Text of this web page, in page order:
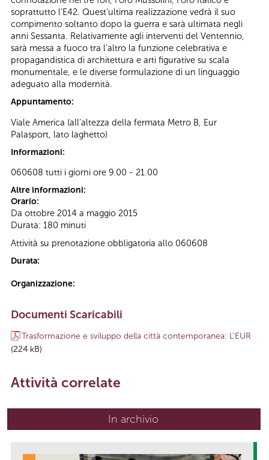
soprattutto l’E42. Quest’ultima realizzazione vedrà il suo
compimento soltanto dopo la guerra e sarà ultimata negli
anni Sessanta. Relativamente agli interventi del Ventennio,
sarà messa a fuoco tra l’altro la funzione celebrativa e
propagandistica di architettura e arti figurative su scala
monumentale, e le diverse formulazione di un linguaggio
adeguato alla modernità.
Appuntamento:
Viale America (all’altezza della fermata Metro B, Eur
Palasport, lato laghetto)
Informazioni:
060608 tutti i giorni ore 9.00 - 21.00
Altre informazioni:
Orario:
Da ottobre 2014 a maggio 2015
Durata: 180 minuti
Attività su prenotazione obbligatoria allo 060608
Durata:
Organizzazione:
Documenti Scaricabili
Trasformazione e sviluppo della città contemporanea: L'EUR
(224 kB)
Attività correlate
In archivio